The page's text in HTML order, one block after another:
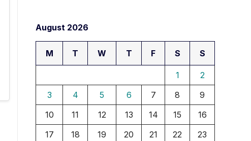
August 2026
M T W T F S S
1
2
3
4 5 6 7 8
9
10
11 12 13 14 15
16
17
18 19 20 21 22
23